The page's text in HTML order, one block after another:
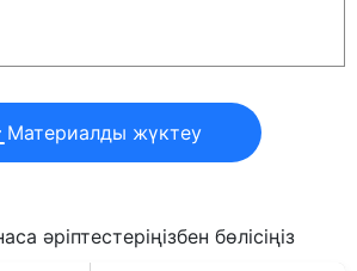
Материалды жүктеу
әріптестеріңізбен бөлісіңіз